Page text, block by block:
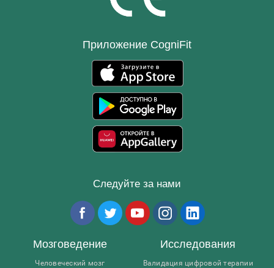
Приложение CogniFit
Следуйте за нами
Мозговедение
Человеческий мозг
Исследования
Валидация цифровой терапии